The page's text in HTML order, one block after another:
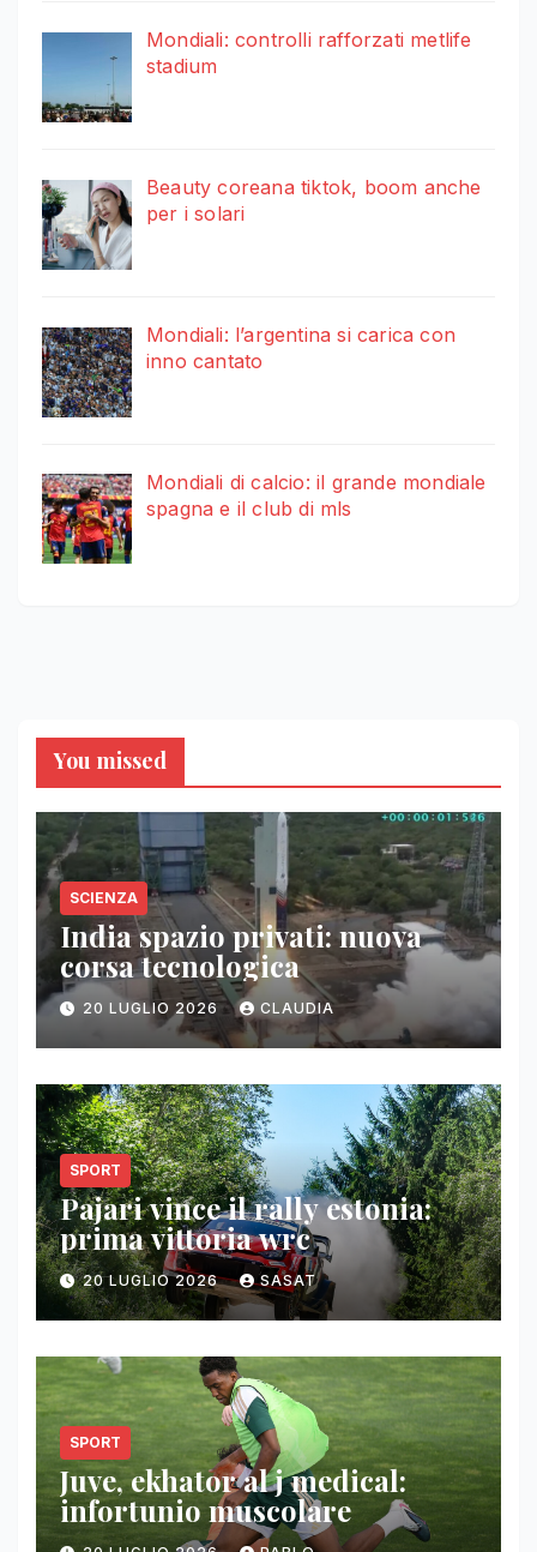
Mondiali: controlli rafforzati metlife
stadium
Beauty coreana tiktok, boom anche
per i solari
Mondiali: l’argentina si carica con
inno cantato
Mondiali di calcio: il grande mondiale
spagna e il club di mls
You missed
SCIENZA
India spazio privati: nuova
corsa tecnologica
20 LUGLIO 2026 CLAUDIA
SPORT
Pajari vince il rally estonia:
prima vittoria wrc
20 LUGLIO 2026 SASAT
SPORT
Juve, ekhator al j medical:
infortunio muscolare